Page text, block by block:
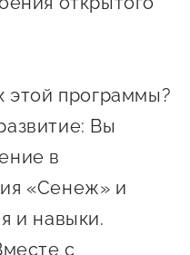
этой программы?
Вы
в
«Сенеж» и
и навыки.
с